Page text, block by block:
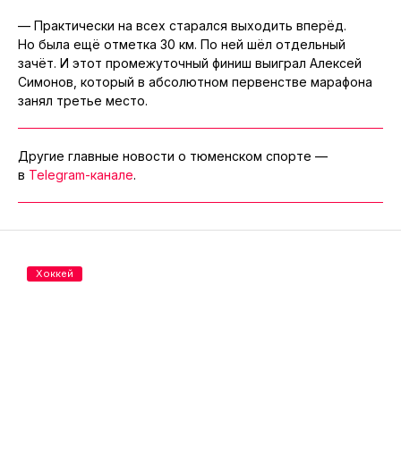
— Практически на всех старался выходить вперёд.
Но была ещё отметка 30 км. По ней шёл отдельный
зачёт. И этот промежуточный финиш выиграл Алексей
Симонов, который в абсолютном первенстве марафона
занял третье место.
Другие главные новости о тюменском спорте —
в Telegram-канале.
Хоккей